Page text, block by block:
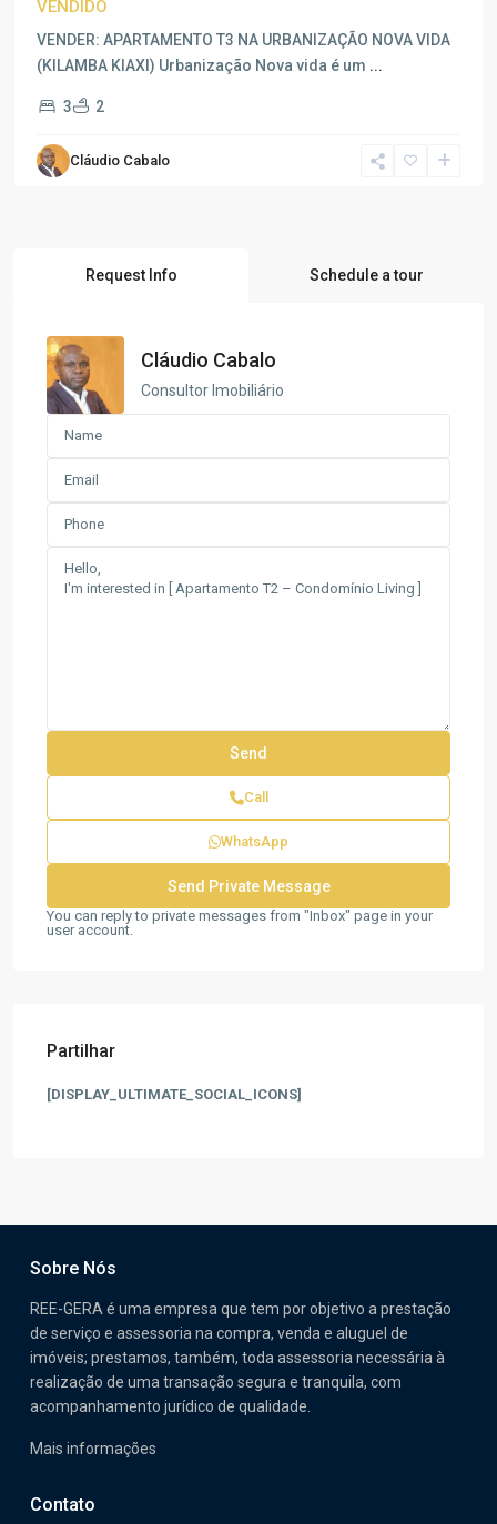
VENDIDO
VENDER: APARTAMENTO T3 NA URBANIZAÇÃO NOVA VIDA
(KILAMBA KIAXI) Urbanização Nova vida é um ...
3 2
Cláudio Cabalo
Request Info Schedule a tour
Cláudio Cabalo
Consultor Imobiliário
Call
WhatsApp
You can reply to private messages from "Inbox" page in your
user account.
Partilhar
[DISPLAY_ULTIMATE_SOCIAL_ICONS]
Sobre Nós
REE-GERA é uma empresa que tem por objetivo a prestação
de serviço e assessoria na compra, venda e aluguel de
imóveis; prestamos, também, toda assessoria necessária à
realização de uma transação segura e tranquila, com
acompanhamento jurídico de qualidade.
Mais informações
Contato